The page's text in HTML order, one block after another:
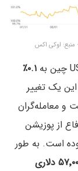
یک تغییر
از پوزیشن
است. به طور
دلاری